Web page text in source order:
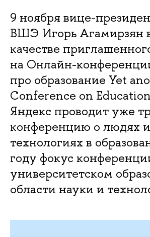
9 ноября вице-
ВШЭ Игорь Агамирзян
качестве
на Онлайн-
про образование Yet
Conference on
Яндекс проводит уже
конференцию о людях и
технологиях в
году фокус
университетском
области науки и